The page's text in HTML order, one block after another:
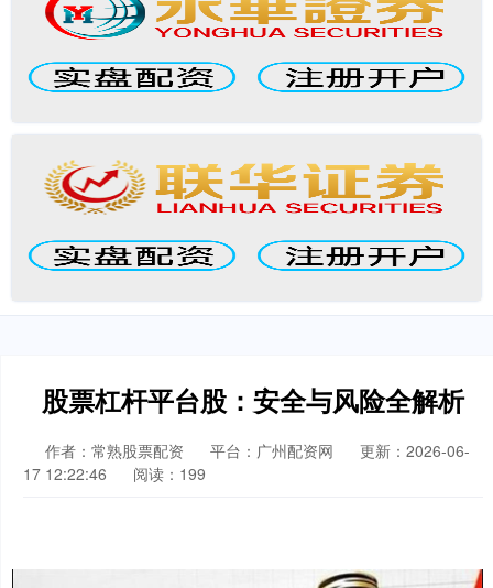
股票杠杆平台股：安全与风险全解析
作者：常熟股票配资 平台：广州配资网
更新：2026-06-
17 12:22:46
阅读：199